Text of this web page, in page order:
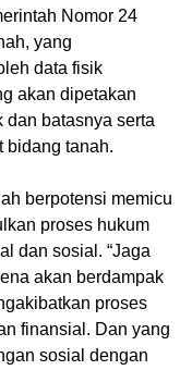
Nomor 24
yang
data fisik
akan dipetakan
dan batasnya serta
bidang tanah.
berpotensi memicu
proses hukum
dan sosial. “Jaga
akan berdampak
proses
finansial. Dan yang
sosial dengan